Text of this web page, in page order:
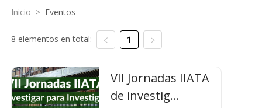
Inicio > Eventos
8 elementos en total: 1
VII Jornadas IIATA
de investig...